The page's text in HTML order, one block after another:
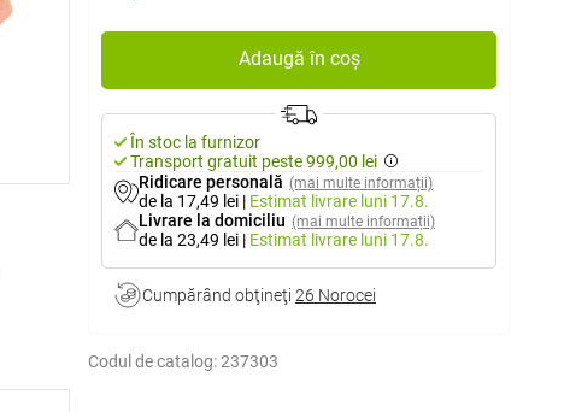
Adaugă în coș
În stoc la furnizor
Transport gratuit peste 999,00 lei
Ridicare personală (mai multe informații)
de la 17,49 lei | Estimat livrare luni 17.8.
Livrare la domiciliu (mai multe informații)
de la 23,49 lei | Estimat livrare luni 17.8.
Cumpărând obţineţi 26 Norocei
Codul de catalog:237303